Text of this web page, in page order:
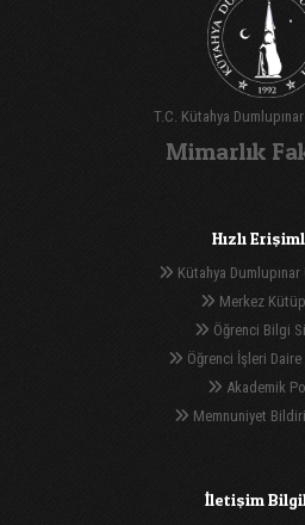
T.C. Kütahya
Mimarlık
Hızlı
Kütahya
Merkez
Öğrenci Bilgi
Öğrenci İşleri Daire
Akademik
Memnuniyet
İletişim